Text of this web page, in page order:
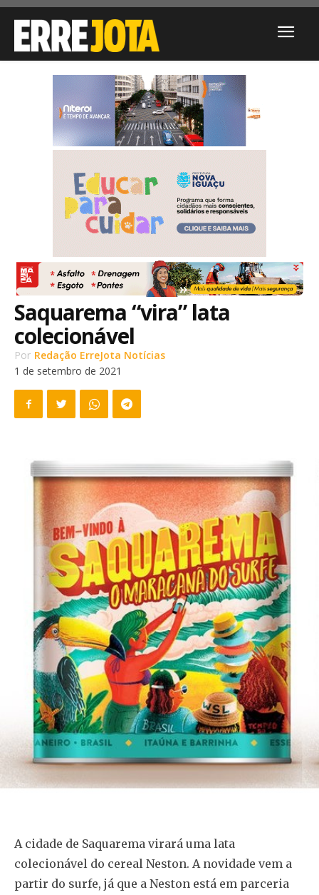
Saquarema “vira” lata
colecionável
Por Redação ErreJota Notícias
1 de setembro de 2021
A cidade de Saquarema virará uma lata
colecionável do cereal Neston. A novidade vem a
partir do surfe, já que a Neston está em parceria